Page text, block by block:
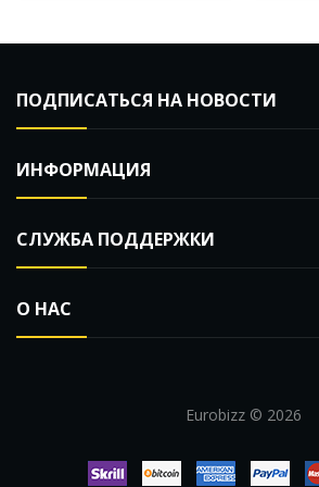
ПОДПИСАТЬСЯ НА НОВОСТИ
ИНФОРМАЦИЯ
СЛУЖБА ПОДДЕРЖКИ
О НАС
Eurobizz © 2026